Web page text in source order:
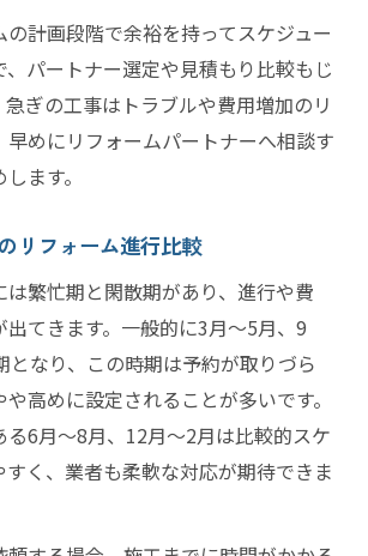
の計画段階で余裕を持ってスケジュー
、パートナー選定や見積もり比較もじ
ぎの工事はトラブルや費用増加のリ
早めにリフォームパートナーへ相談す
ます。
リフォーム進行比較
は繁忙期と閑散期があり、進行や費
てきます。一般的に3月〜5月、9
となり、この時期は予約が取りづら
高めに設定されることが多いです。
る6月〜8月、12月〜2月は比較的スケ
く、業者も柔軟な対応が期待できま